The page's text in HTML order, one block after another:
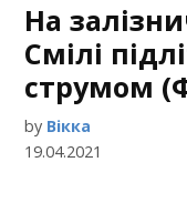
На
Смілі
струмом
by Вікка
19.04.2021